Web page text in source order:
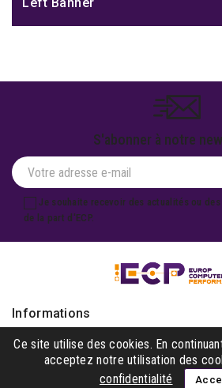
S'abonner à notre
Je souhaite recevoir des actualités ou
de la part d'ECP.
Informations
Produits
Notre société
Ce site utilise des cookies. En
acceptez notre utilisation des
confidentialité